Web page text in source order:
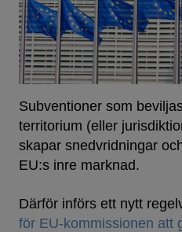
Subventioner som
territorium (eller
skapar snedvridningar
EU:s inre marknad.
Därför införs ett nytt
för EU-kommissionen att